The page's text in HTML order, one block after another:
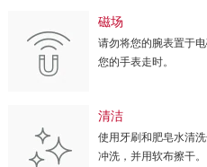
磁场
请勿将您的腕表置于
您的手表走时。
清洁
使用牙刷和肥皂水清
冲洗，并用软布擦干。